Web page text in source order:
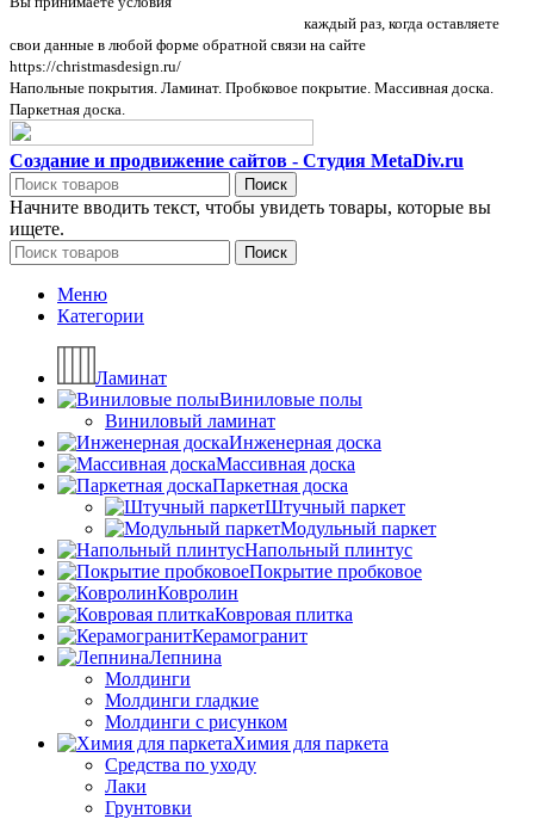
каждый раз, когда оставляете
свои данные в любой форме обратной связи на сайте
https://christmasdesign.ru/
Напольные покрытия. Ламинат. Пробковое покрытие. Массивная доска.
Паркетная доска.
Создание и продвижение сайтов - Студия MetaDiv.ru
Поиск
Начните вводить текст, чтобы увидеть товары, которые вы
ищете.
Поиск
Меню
Категории
Ламинат
Виниловые полы
Виниловый ламинат
Инженерная доска
Массивная доска
Паркетная доска
Штучный паркет
Модульный паркет
Напольный плинтус
Покрытие пробковое
Ковролин
Ковровая плитка
Керамогранит
Лепнина
Молдинги
Молдинги гладкие
Молдинги с рисунком
Химия для паркета
Средства по уходу
Лаки
Грунтовки